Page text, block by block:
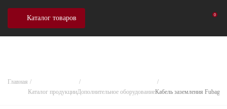
Каталог товаров 0
Главная
Каталог продукцииДополнительное оборудованиеКабель заземления Fubag